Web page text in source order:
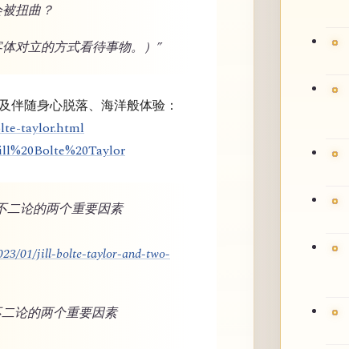
扭曲？
对立的方式看待事物。）”
伴随身心脱落、海洋般体验：
taylor.html
二论的两个重要因素
01/jill-bolte-taylor-and-two-
论的两个重要因素